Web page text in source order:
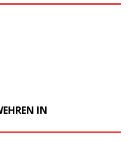
IN